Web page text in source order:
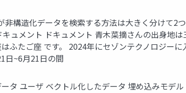
構造化データを検索する方法は大きく分けて2
メント ドキュメント 青木菜摘さんの出身地は
ふたご座 です。 2024年にセゾンテクノロジー
日~6月21日の間
タ ユーザ ベクトル化したデータ 埋め込みモデ